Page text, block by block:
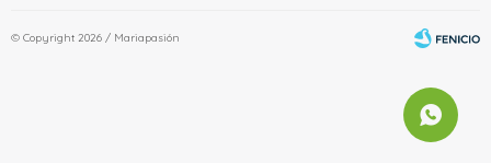
© Copyright 2026 / Mariapasión